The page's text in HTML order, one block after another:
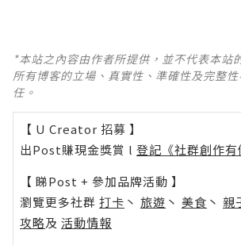
*本站之內容由作者所提供，並不代表本站
所有博客的立場、真實性、準確性及完整
任。
【 U Creator 招募 】
出Post賺現金獎賞 l 登記《社群創作有
【 睇Post + 參加品牌活動 】
瀏覽更多社群 打卡 丶 旅遊 丶 美食 丶 親
攻略及 活動情報